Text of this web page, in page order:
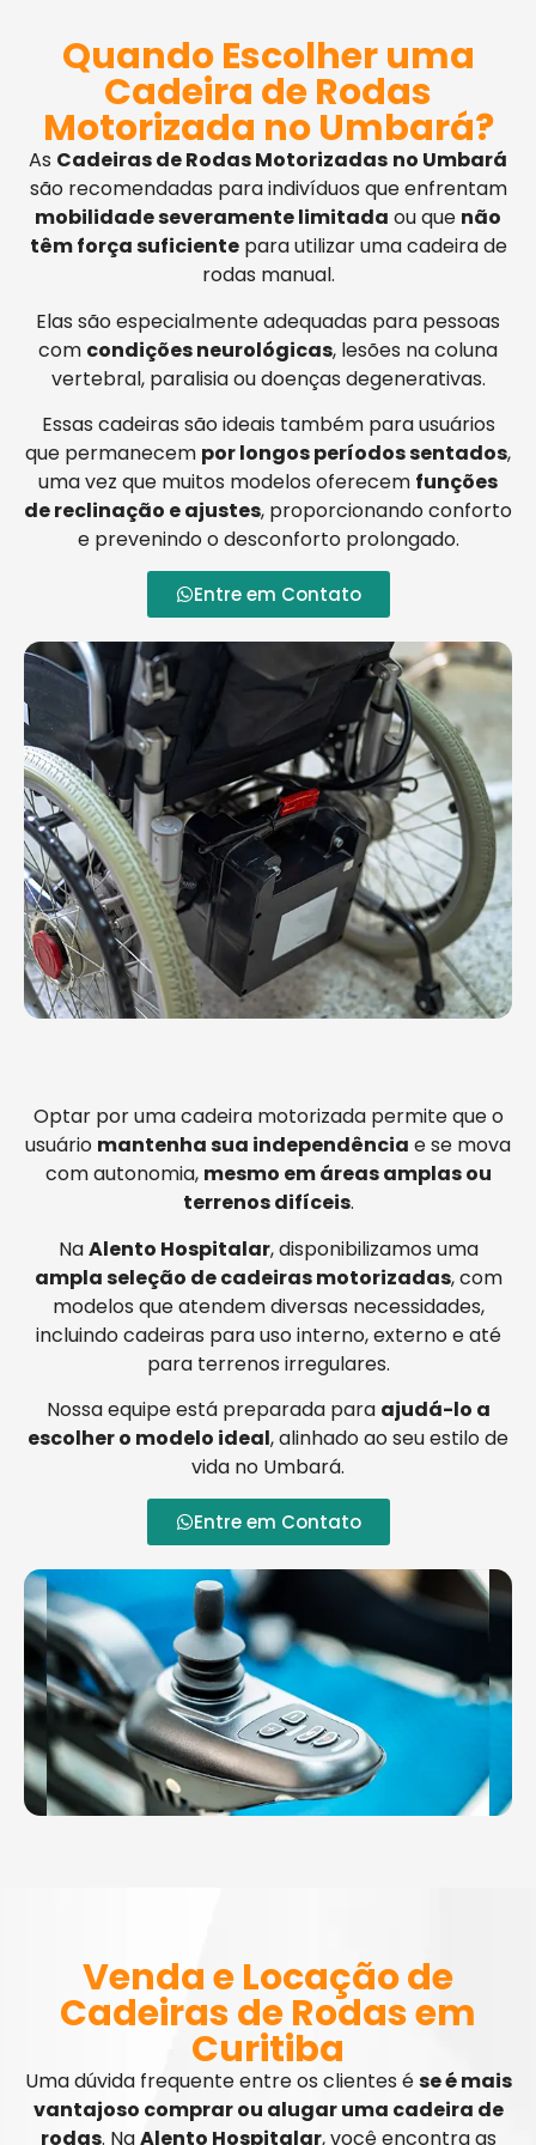
Quando Escolher uma
Cadeira de Rodas
Motorizada no Umbará?
As Cadeiras de Rodas Motorizadas no Umbará
são recomendadas para indivíduos que enfrentam
mobilidade severamente limitada ou que não
têm força suficientepara utilizar uma cadeira de
rodas manual.
Elas são especialmente adequadas para pessoas
com condições neurológicas, lesões na coluna
vertebral, paralisia ou doenças degenerativas.
Essas cadeiras são ideais também para usuários
que permanecem por longos períodos sentados,
uma vez que muitos modelos oferecem funções
de reclinação e ajustes, proporcionando conforto
e prevenindo o desconforto prolongado.
Entre em Contato
Optar por uma cadeira motorizada permite que o
usuário mantenha sua independência e se mova
com autonomia, mesmo em áreas amplas ou
terrenos difíceis.
NaAlento Hospitalar, disponibilizamos uma
ampla seleção de cadeiras motorizadas, com
modelos que atendem diversas necessidades,
incluindo cadeiras para uso interno, externo e até
para terrenos irregulares.
Nossa equipe está preparada para ajudá-lo a
escolher o modelo ideal, alinhado ao seu estilo de
vida no Umbará.
Entre em Contato
Venda e Locação de
Cadeiras de Rodas em
Curitiba
Uma dúvida frequente entre os clientes ése é mais
vantajoso comprar ou alugar uma cadeira de
rodas. NaAlento Hospitalar, você encontra as